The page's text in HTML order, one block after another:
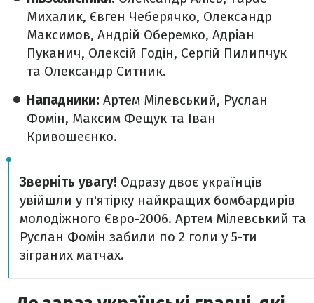
Михалик, Євген Чеберячко, Олександр
Максимов, Андрій Оберемко, Адріан
Пуканич, Олексій Годін, Сергій Пилипчук
та Олександр Ситник.
Нападники: Артем Мілевський, Руслан
Фомін, Максим Фещук та Іван
Кривошеєнко.
Зверніть увагу! Одразу двоє українців
увійшли у п'ятірку найкращих бомбардирів
молодіжного Євро-2006. Артем Мілевський та
Руслан Фомін забили по 2 голи у 5-ти
зіграних матчах.